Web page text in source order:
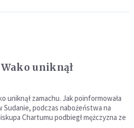
uniknął
uniknął zamachu. Jak poinformowała
Sudanie, podczas nabożeństwa na
Chartumu podbiegł mężczyzna ze